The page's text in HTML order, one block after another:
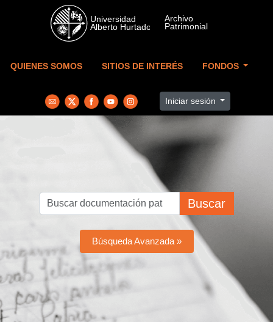
Skip to main content
QUIENES SOMOS SITIOS DE INTERÉS FONDOS
Iniciar sesión
Buscar
Búsqueda Avanzada »